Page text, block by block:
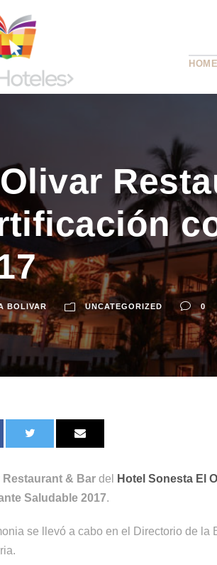
HOME
BOLIVAR UNCATEGORIZED 0
Restaurant & Bar del Hotel Sonesta El
Saludable 2017.
se llevó a cabo en el Directorio de